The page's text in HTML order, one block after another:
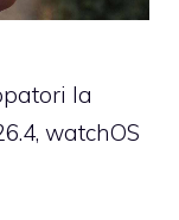
la
watchOS